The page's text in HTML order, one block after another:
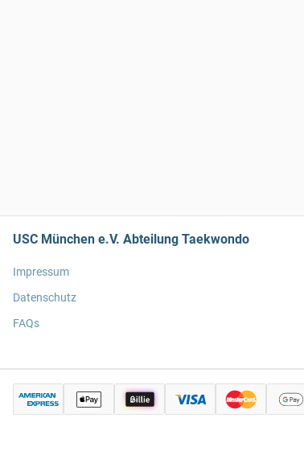
USC München e.V. Abteilung Taekwondo
Impressum
Datenschutz
FAQs